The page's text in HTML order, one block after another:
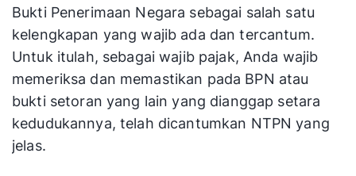
Bukti Penerimaan Negara sebagai salah satu
kelengkapan yang wajib ada dan tercantum.
Untuk itulah, sebagai wajib pajak, Anda wajib
memeriksa dan memastikan pada BPN atau
bukti setoran yang lain yang dianggap setara
kedudukannya, telah dicantumkan NTPN yang
jelas.